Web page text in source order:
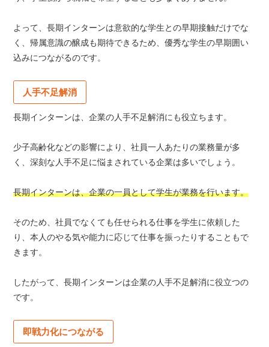
よって、長期インターンは意欲的な学生との早期接触だけでな
く、帰属意識の醸成も期待できるため、優秀な学生の早期囲い
込みにつながるのです。
人手不足解消
長期インターンは、企業の人手不足解消にも役立ちます。
少子高齢化などの影響により、社員一人あたりの業務量が多
く、深刻な人手不足に悩まされている企業は多いでしょう。
長期インターンは、企業の一員として学生が業務を行います。
そのため、社員でなくても任せられる仕事を学生に依頼した
り、本人のやる気や能力に応じて仕事を振ったりすることもで
きます。
したがって、長期インターンは企業の人手不足解消に役立つの
です。
即戦力化につながる